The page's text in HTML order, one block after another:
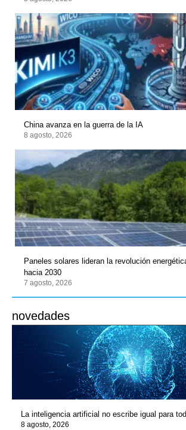
China avanza en la guerra de la IA
8 agosto, 2026
Paneles solares lideran la revolución
hacia 2030
7 agosto, 2026
novedades
La inteligencia artificial no escribe igual para
8 agosto, 2026